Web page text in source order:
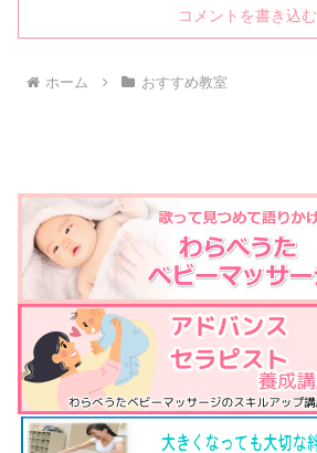
コメントを書き込む
ホーム おすすめ教室